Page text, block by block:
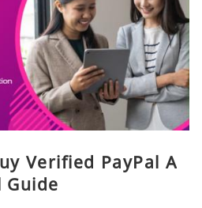
Verified PayPal A
Guide